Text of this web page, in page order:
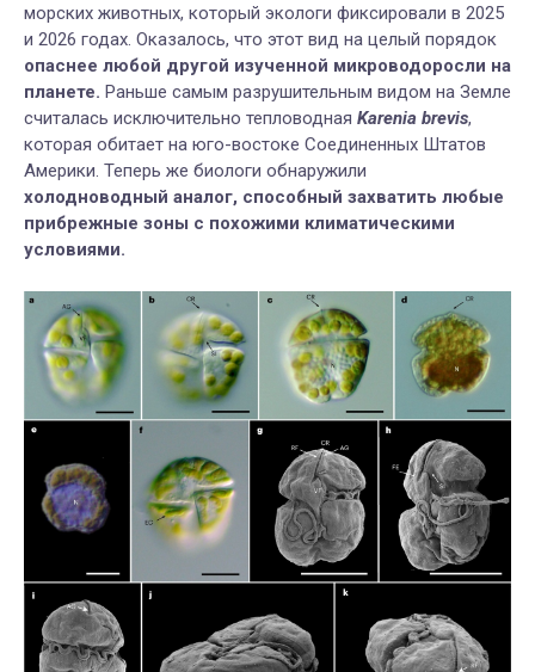
морских животных, который экологи фиксировали в 2025
и 2026 годах. Оказалось, что этот вид на целый порядок
опаснее любой другой изученной микроводоросли на
планете. Раньше самым разрушительным видом на Земле
считалась исключительно тепловодная Karenia brevis,
которая обитает на юго-востоке Соединенных Штатов
Америки. Теперь же биологи обнаружили
холодноводный аналог, способный захватить любые
прибрежные зоны с похожими климатическими
условиями.